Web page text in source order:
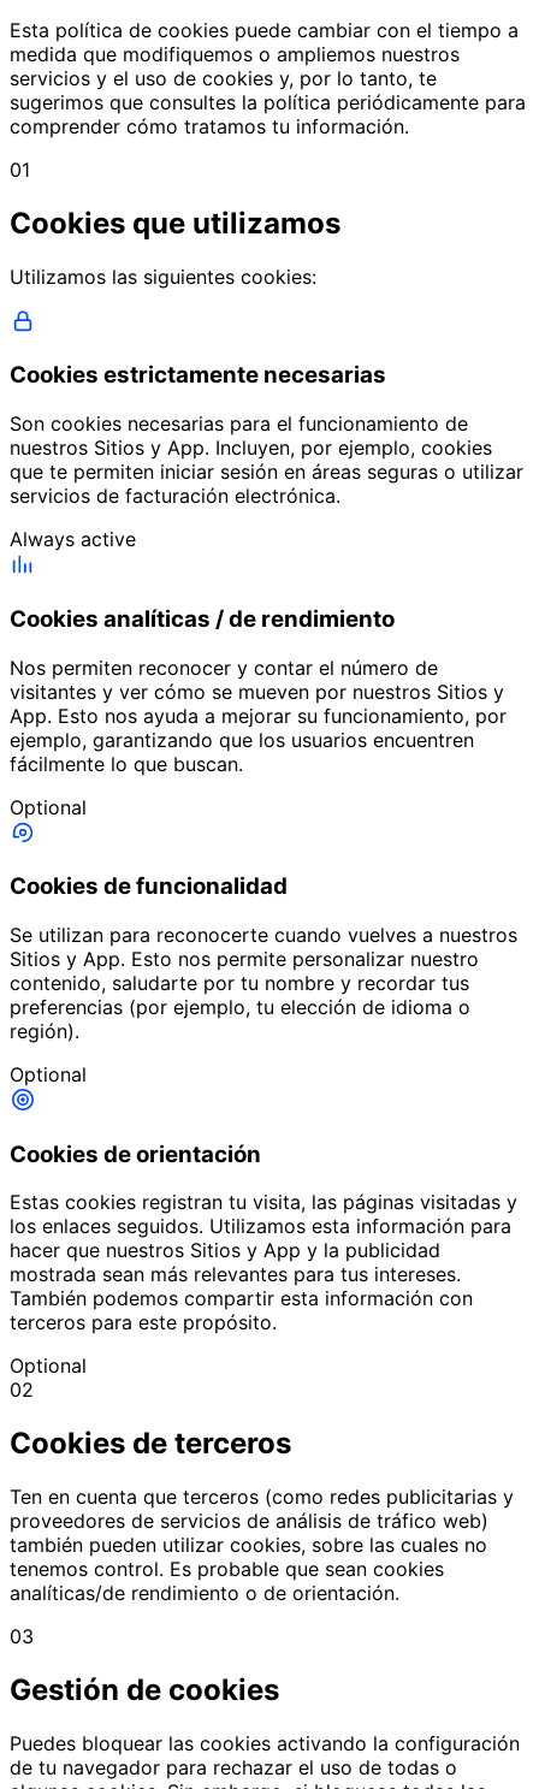
Esta política de cookies puede cambiar con el tiempo a
medida que modifiquemos o ampliemos nuestros
servicios y el uso de cookies y, por lo tanto, te
sugerimos que consultes la política periódicamente para
comprender cómo tratamos tu información.
01
Cookies que utilizamos
Utilizamos las siguientes cookies:
Cookies estrictamente necesarias
Son cookies necesarias para el funcionamiento de
nuestros Sitios y App. Incluyen, por ejemplo, cookies
que te permiten iniciar sesión en áreas seguras o utilizar
servicios de facturación electrónica.
Always active
Cookies analíticas / de rendimiento
Nos permiten reconocer y contar el número de
visitantes y ver cómo se mueven por nuestros Sitios y
App. Esto nos ayuda a mejorar su funcionamiento, por
ejemplo, garantizando que los usuarios encuentren
fácilmente lo que buscan.
Optional
Cookies de funcionalidad
Se utilizan para reconocerte cuando vuelves a nuestros
Sitios y App. Esto nos permite personalizar nuestro
contenido, saludarte por tu nombre y recordar tus
preferencias (por ejemplo, tu elección de idioma o
región).
Optional
Cookies de orientación
Estas cookies registran tu visita, las páginas visitadas y
los enlaces seguidos. Utilizamos esta información para
hacer que nuestros Sitios y App y la publicidad
mostrada sean más relevantes para tus intereses.
También podemos compartir esta información con
terceros para este propósito.
Optional
02
Cookies de terceros
Ten en cuenta que terceros (como redes publicitarias y
proveedores de servicios de análisis de tráfico web)
también pueden utilizar cookies, sobre las cuales no
tenemos control. Es probable que sean cookies
analíticas/de rendimiento o de orientación.
03
Gestión de cookies
Puedes bloquear las cookies activando la configuración
de tu navegador para rechazar el uso de todas o